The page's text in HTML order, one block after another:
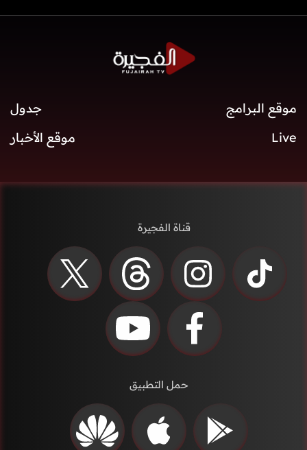
موقع البرامج
جدول
Live
موقع الأخبار
قناة الفجيرة
حمل التطبيق